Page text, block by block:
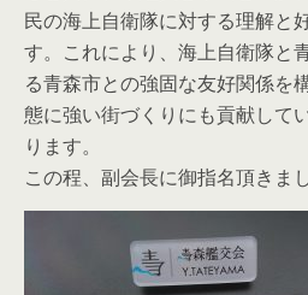
民の海上自衛隊に対する理解と
す。これにより、海上自衛隊と
る青森市との強固な友好関係を
態に強い街づくりにも貢献して
ります。
この程、副会長に御指名頂きまし